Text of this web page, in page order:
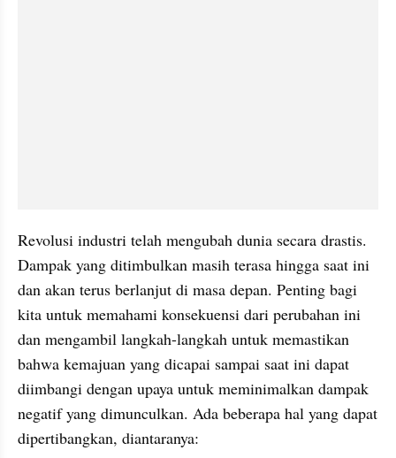
Revolusi industri telah mengubah dunia secara drastis.
Dampak yang ditimbulkan masih terasa hingga saat ini
dan akan terus berlanjut di masa depan. Penting bagi
kita untuk memahami konsekuensi dari perubahan ini
dan mengambil langkah-langkah untuk memastikan
bahwa kemajuan yang dicapai sampai saat ini dapat
diimbangi dengan upaya untuk meminimalkan dampak
negatif yang dimunculkan. Ada beberapa hal yang dapat
dipertibangkan, diantaranya: